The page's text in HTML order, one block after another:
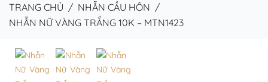
TRANG CHỦ / NHẪN CẦU HÔN /
NHẪN NỮ VÀNG TRẮNG 10K – MTN1423